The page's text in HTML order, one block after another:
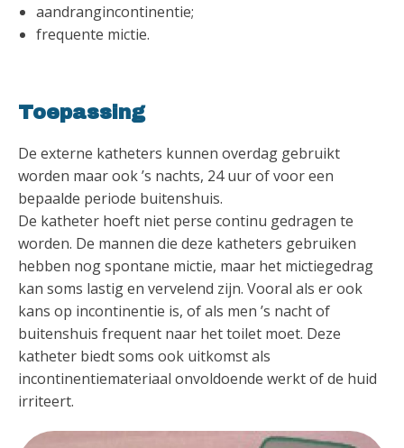
aandrangincontinentie;
frequente mictie.
Toepassing
De externe katheters kunnen overdag gebruikt
worden maar ook ’s nachts, 24 uur of voor een
bepaalde periode buitenshuis.
De katheter hoeft niet perse continu gedragen te
worden. De mannen die deze katheters gebruiken
hebben nog spontane mictie, maar het mictiegedrag
kan soms lastig en vervelend zijn. Vooral als er ook
kans op incontinentie is, of als men ’s nacht of
buitenshuis frequent naar het toilet moet. Deze
katheter biedt soms ook uitkomst als
incontinentiemateriaal onvoldoende werkt of de huid
irriteert.